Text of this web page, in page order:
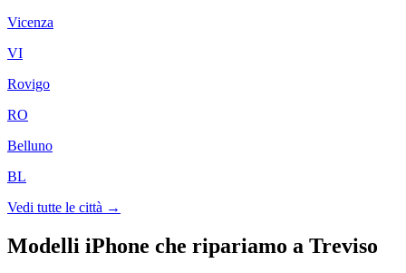
Vicenza
VI
Rovigo
RO
Belluno
BL
Vedi tutte le città →
Modelli iPhone che ripariamo a Treviso